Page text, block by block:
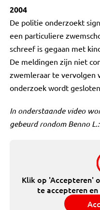
2004
De politie onderzoekt
een particuliere
schreef is gegaan met
De meldingen zijn niet
zwemleraar te vervolgen
onderzoek wordt
In onderstaande video
gebeurd rondom Benno L.:
Klik op 'Accepteren'
te accepteren